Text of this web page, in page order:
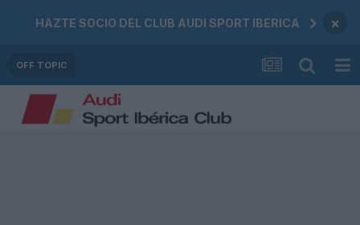
HAZTE SOCIO DEL CLUB AUDI SPORT IBERICA ×
OFF TOPIC